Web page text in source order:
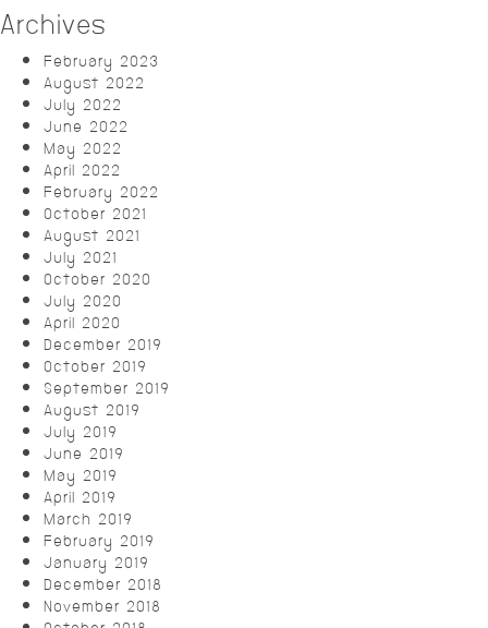
Archives
February 2023
August 2022
July 2022
June 2022
May 2022
April 2022
February 2022
October 2021
August 2021
July 2021
October 2020
July 2020
April 2020
December 2019
October 2019
September 2019
August 2019
July 2019
June 2019
May 2019
April 2019
March 2019
February 2019
January 2019
December 2018
November 2018